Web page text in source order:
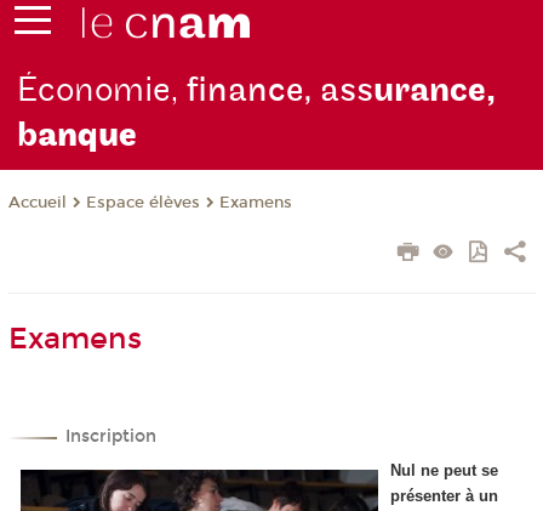
Économie,finance, assurance,
banque
Accueil Espace élèves Examens
Examens
Inscription
Nul ne peut se
présenter à un